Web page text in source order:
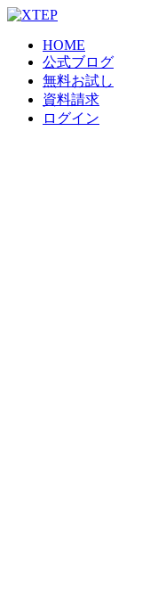
HOME
公式ブログ
無料お試し
資料請求
ログイン